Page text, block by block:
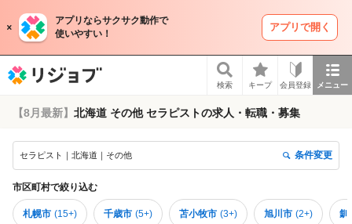
アプリならサクサク動作で
使いやすい！
アプリで開く
検索 キープ 会員登録 メニュー
【8月最新】 北海道 その他 セラピストの求人・転職・募集
セラピスト｜北海道｜その他 条件変更
市区町村で絞り込む
札幌市 (15+) 千歳市 (5+) 苫小牧市 (3+) 旭川市 (2+) 釧